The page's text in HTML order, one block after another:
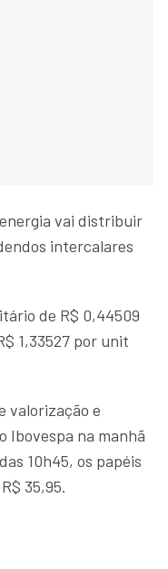
vai distribuir
intercalares
de R$ 0,44509
1,33527 por unit
valorização e
Ibovespa na manhã
10h45, os papéis
35,95.